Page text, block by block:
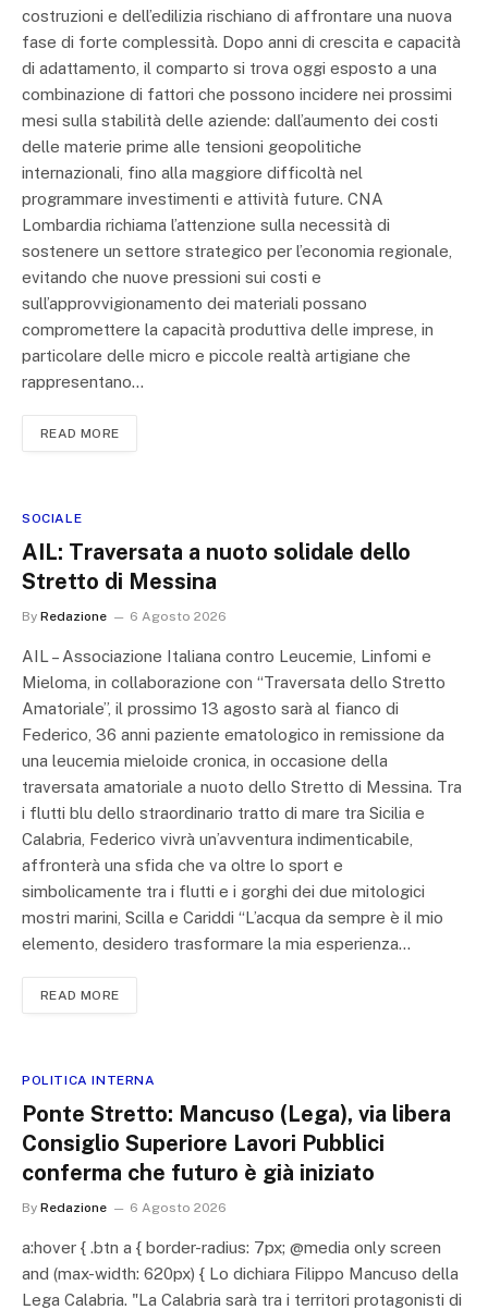
costruzioni e dell’edilizia rischiano di affrontare una nuova
fase di forte complessità. Dopo anni di crescita e capacità
di adattamento, il comparto si trova oggi esposto a una
combinazione di fattori che possono incidere nei prossimi
mesi sulla stabilità delle aziende: dall’aumento dei costi
delle materie prime alle tensioni geopolitiche
internazionali, fino alla maggiore difficoltà nel
programmare investimenti e attività future. CNA
Lombardia richiama l’attenzione sulla necessità di
sostenere un settore strategico per l’economia regionale,
evitando che nuove pressioni sui costi e
sull’approvvigionamento dei materiali possano
compromettere la capacità produttiva delle imprese, in
particolare delle micro e piccole realtà artigiane che
rappresentano…
READ MORE
SOCIALE
AIL: Traversata a nuoto solidale dello
Stretto di Messina
By Redazione 6 Agosto 2026
AIL – Associazione Italiana contro Leucemie, Linfomi e
Mieloma, in collaborazione con “Traversata dello Stretto
Amatoriale”, il prossimo 13 agosto sarà al fianco di
Federico, 36 anni paziente ematologico in remissione da
una leucemia mieloide cronica, in occasione della
traversata amatoriale a nuoto dello Stretto di Messina. Tra
i flutti blu dello straordinario tratto di mare tra Sicilia e
Calabria, Federico vivrà un’avventura indimenticabile,
affronterà una sfida che va oltre lo sport e
simbolicamente tra i flutti e i gorghi dei due mitologici
mostri marini, Scilla e Cariddi “L’acqua da sempre è il mio
elemento, desidero trasformare la mia esperienza…
READ MORE
POLITICA INTERNA
Ponte Stretto: Mancuso (Lega), via libera
Consiglio Superiore Lavori Pubblici
conferma che futuro è già iniziato
By Redazione 6 Agosto 2026
a:hover { .btn a { border-radius: 7px; @media only screen
and (max-width: 620px) { Lo dichiara Filippo Mancuso della
Lega Calabria. "La Calabria sarà tra i territori protagonisti di